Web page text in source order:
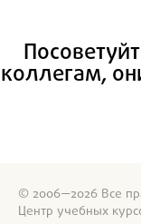
коллегам,
© 2006—2026 Все
Центр учебных